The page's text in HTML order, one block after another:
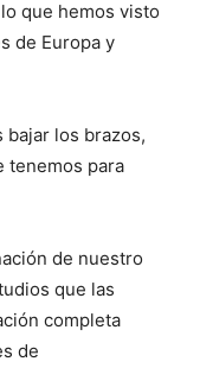
que hemos visto
de Europa y
bajar los brazos,
tenemos para
de nuestro
que las
completa
de